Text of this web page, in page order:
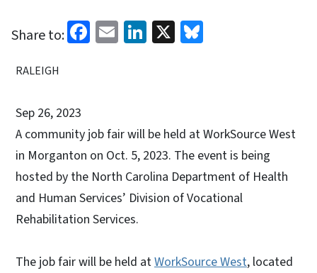
Share to: Facebook
EmailLinkedIn
X
RALEIGH
Sep 26, 2023
A community job fair will be held at WorkSource West
in Morganton on Oct. 5, 2023. The event is being
hosted by the North Carolina Department of Health
and Human Services’ Division of Vocational
Rehabilitation Services.
The job fair will be held atWorkSource West, located